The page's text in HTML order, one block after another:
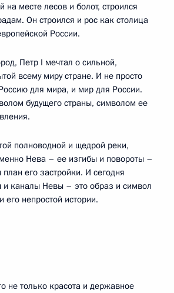
на месте лесов и болот, строился
Он строился и рос как столица
России.
Петр I мечтал о сильной,
всему миру стране. И не просто
для мира, и мир для России.
будущего страны, символом ее
полноводной и щедрой реки,
Нева – ее изгибы и повороты –
его застройки. И сегодня
каналы Невы – это образ и символ
его непростой истории.
не только красота и державное